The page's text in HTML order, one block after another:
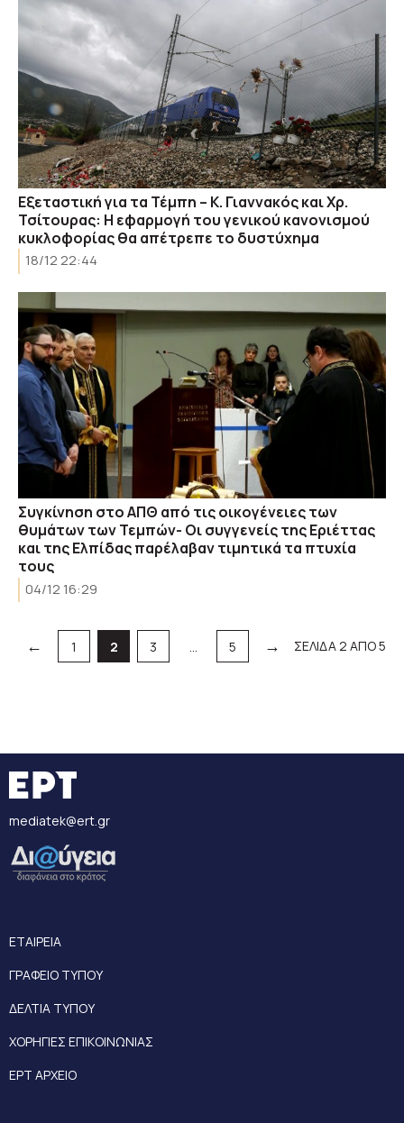
Εξεταστική για τα Τέμπη – Κ. Γιαννακός και Χρ.
Τσίτουρας: Η εφαρμογή του γενικού κανονισμού
κυκλοφορίας θα απέτρεπε το δυστύχημα
18/12 22:44
Συγκίνηση στο ΑΠΘ από τις οικογένειες των
θυμάτων των Τεμπών- Οι συγγενείς της Εριέττας
και της Ελπίδας παρέλαβαν τιμητικά τα πτυχία
τους
04/12 16:29
← Σελίδα
1 Σελίδα
2 Σελίδα
3 … Σελίδα
5 → ΣΕΛΙΔΑ 2 ΑΠΟ 5
mediatek@ert.gr
ΕΤΑΙΡΕΙΑ
ΓΡΑΦΕΙΟ ΤΥΠΟΥ
ΔΕΛΤΙΑ ΤΥΠΟΥ
ΧΟΡΗΓΙΕΣ ΕΠΙΚΟΙΝΩΝΙΑΣ
ΕΡΤ ΑΡΧΕΙΟ